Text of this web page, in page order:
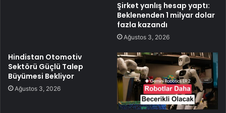
Şirket yanlış hesap yaptı:
Beklenenden 1 milyar dolar
fazla kazandı
Ağustos 3, 2026
Hindistan Otomotiv
Sektörü Güçlü Talep
Büyümesi Bekliyor
Ağustos 3, 2026